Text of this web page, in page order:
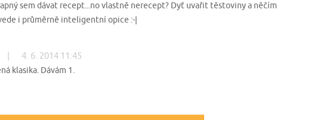
sem dávat recept...no vlastně nerecept? Dyť uvařit těstoviny a něčím
i průměrně inteligentní opice :-|
4. 6. 2014 11:45
klasika. Dávám 1.